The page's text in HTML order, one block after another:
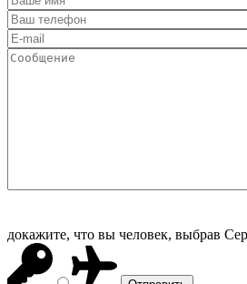
докажите, что вы человек, выбрав